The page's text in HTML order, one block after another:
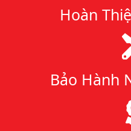
Hoàn
Bảo Hành